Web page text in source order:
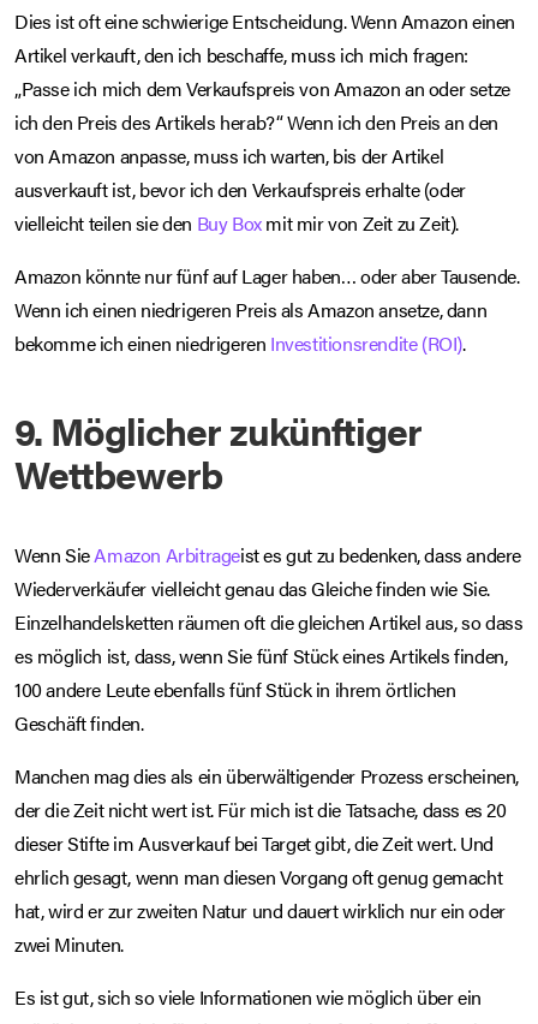
Dies ist oft eine schwierige Entscheidung. Wenn Amazon einen
Artikel verkauft, den ich beschaffe, muss ich mich fragen:
„Passe ich mich dem Verkaufspreis von Amazon an oder setze
ich den Preis des Artikels herab?“ Wenn ich den Preis an den
von Amazon anpasse, muss ich warten, bis der Artikel
ausverkauft ist, bevor ich den Verkaufspreis erhalte (oder
vielleicht teilen sie den Buy Boxmit mir von Zeit zu Zeit).
Amazon könnte nur fünf auf Lager haben… oder aber Tausende.
Wenn ich einen niedrigeren Preis als Amazon ansetze, dann
bekomme ich einen niedrigeren Investitionsrendite (ROI).
9. Möglicher zukünftiger
Wettbewerb
Wenn SieAmazon Arbitrageist es gut zu bedenken, dass andere
Wiederverkäufer vielleicht genau das Gleiche finden wie Sie.
Einzelhandelsketten räumen oft die gleichen Artikel aus, so dass
es möglich ist, dass, wenn Sie fünf Stück eines Artikels finden,
100 andere Leute ebenfalls fünf Stück in ihrem örtlichen
Geschäft finden.
Manchen mag dies als ein überwältigender Prozess erscheinen,
der die Zeit nicht wert ist. Für mich ist die Tatsache, dass es 20
dieser Stifte im Ausverkauf bei Target gibt, die Zeit wert. Und
ehrlich gesagt, wenn man diesen Vorgang oft genug gemacht
hat, wird er zur zweiten Natur und dauert wirklich nur ein oder
zwei Minuten.
Es ist gut, sich so viele Informationen wie möglich über ein